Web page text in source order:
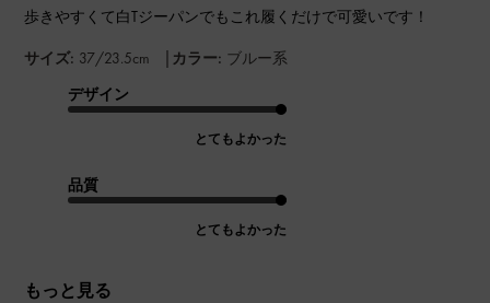
歩きやすくて白Tジーパンでもこれ履くだけで可愛いです！
サイズ: 37/23.5cm | カラー: ブルー系
デザイン
とてもよかった
品質
とてもよかった
もっと見る